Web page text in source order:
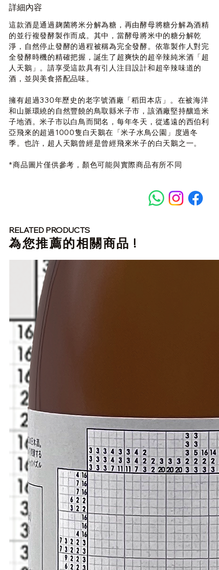
詳細內容
這款酒是通過麹菌將米分解為糖，再由酵母將糖分解為酒精
的並行複發酵製作而成。其中，當酵母將米中的糖分解乾
淨，自然停止發酵的過程被稱為完全發酵。依靠製作人對完
全發酵時機的精確把握，誕生了超爽快的超辛辣純米酒「超
人天鵝」。請享受這款具有引人注目設計和超辛辣味道的
酒，並與美食搭配品味。
擁有超過330年歷史的老字號酒廠「稻田本店」。在被海洋
和山脈環繞的自然豐饒的鳥取縣米子市，該酒廠堅持釀造米
子地酒。米子市以白鳥而聞名，每年冬天，從遙遠的西伯利
亞飛來的超過 1000隻白天鵝在「米子水鳥公園」度過冬
季。也許，超人天鵝曾經是曾經飛來米子的白天鵝之一。
*商品圖片僅供參考，顏色可能與實際商品有所不同
RELATED PRODUCTS
​為您推薦的相關商品 !